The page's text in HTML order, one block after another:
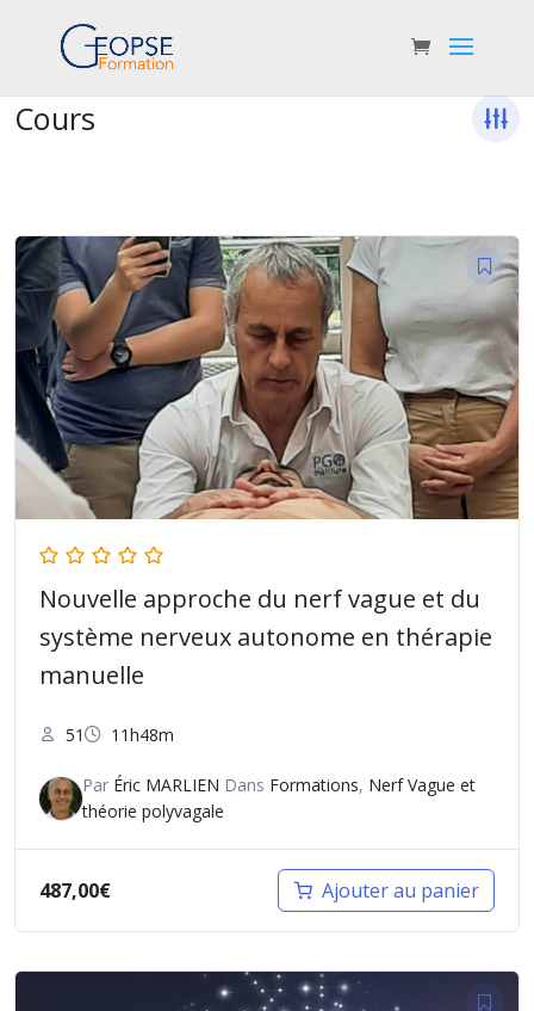
Cours
Nouvelle approche du nerf vague et du
système nerveux autonome en thérapie
manuelle
51 11h48m
Par Éric MARLIEN Dans Formations, Nerf Vague et
théorie polyvagale
487,00€ Ajouter au panier